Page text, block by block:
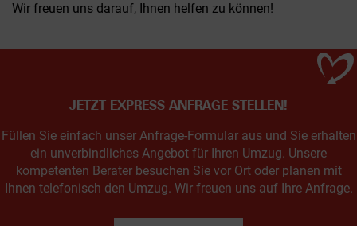
Wir freuen uns darauf, Ihnen helfen zu können!
JETZT EXPRESS-ANFRAGE STELLEN!
Füllen Sie einfach unser Anfrage-Formular aus und Sie erhalten
ein unverbindliches Angebot für Ihren Umzug. Unsere
kompetenten Berater besuchen Sie vor Ort oder planen mit
Ihnen telefonisch den Umzug. Wir freuen uns auf Ihre Anfrage.